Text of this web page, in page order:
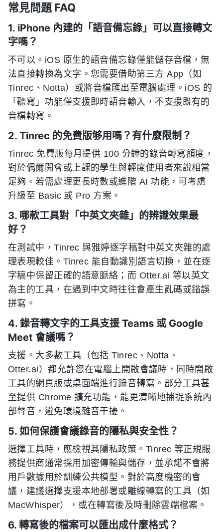
常見問題 FAQ
1. iPhone 內建的「語音備忘錄」可以直接轉文
字嗎？
不可以。iOS 原生的語音備忘錄僅能儲存音檔，無
法直接轉換為文字。您需要借助第三方 App（如
Tinrec、Notta）或將音檔匯出至電腦處理。iOS 的
「聽寫」功能僅支援即時語音輸入，不支援既有的
音檔轉寫。
2. Tinrec 的免費版够用嗎？有什麼限制？
Tinrec 免費版每月提供 100 分鐘的錄音轉寫額度，
對於偶爾開會或上課的學生與輕度使用者來說相當
足夠。若需處理更長時數或進階 AI 功能，可考慮
升級至 Basic 或 Pro 方案。
3. 哪款工具對「中英文夾雜」的辨識效果最
好？
在測試中，Tinrec 與雅婷逐字稿對中英文夾雜的處
理表現較佳。Tinrec 能自動識別語言切換，並在逐
字稿中保留正確的語意脈絡；而 Otter.ai 等以英文
為主的工具，在遇到中文時往往會產生亂碼或錯誤
拼寫。
4. 錄音轉文字的工具支援 Teams 或 Google
Meet 會議嗎？
支援。大多數工具（包括 Tinrec、Notta、
Otter.ai）都允許您在電腦上開啟會議時，同時開啟
工具的網頁版或桌面端進行錄音轉寫。部分工具甚
至提供 Chrome 擴充功能，能更清晰地捕捉系統內
部聲音，避免環境雜音干擾。
5. 如何保護會議錄音的隱私與安全性？
選擇工具時，應檢視其隱私政策。Tinrec 等正規服
務提供商通常採用加密傳輸與儲存，並承諾不會將
用戶數據用於訓練公共模型。對於高度機密的會
議，建議選擇支援本地部署或離線轉寫的工具（如
MacWhisper），或在轉寫後及時刪除雲端檔案。
6. 轉寫後的檔案可以匯出成什麼格式？